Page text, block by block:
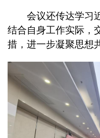
会议还传达学习
结合自身工作实际，
措，进一步凝聚思想